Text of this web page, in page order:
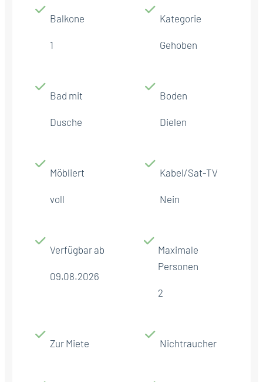
Balkone
1
Kategorie
Gehoben
Bad mit
Dusche
Boden
Dielen
Möbliert
voll
Kabel/Sat-TV
Nein
Verfügbar ab
09.08.2026
Maximale
Personen
2
Zur Miete Nichtraucher